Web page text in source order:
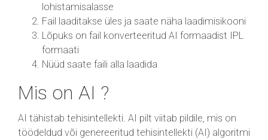
lohistamisalasse
Fail laaditakse üles ja saate näha laadimisikooni
Lõpuks on fail konverteeritud AI formaadist IPL
formaati
Nüüd saate faili alla laadida
Mis on AI ?
AI tähistab tehisintellekti. AI pilt viitab pildile, mis on
töödeldud või genereeritud tehisintellekti (AI) algoritmi